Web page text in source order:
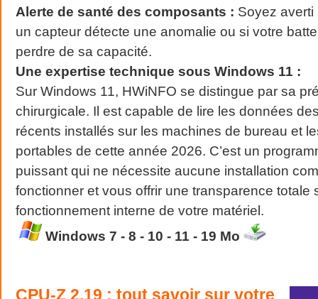
Alerte de santé des composants : Soyez averti
un capteur détecte une anomalie ou si votre
perdre de sa capacité.
Une expertise technique sous Windows 11 :
Sur Windows 11, HWiNFO se distingue par sa
chirurgicale. Il est capable de lire les données
récents installés sur les machines de bureau et
portables de cette année 2026. C’est un
puissant qui ne nécessite aucune installation
fonctionner et vous offrir une transparence totale
fonctionnement interne de votre matériel.
Windows 7 - 8 - 10 - 11 - 19 Mo
CPU-Z 2.19 : tout savoir sur votre